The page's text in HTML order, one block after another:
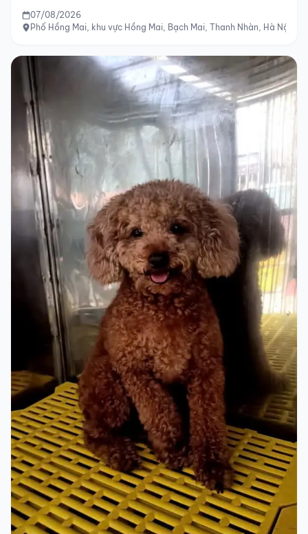
07/08/2026
Phố Hồng Mai, khu vực Hồng Mai, Bạch Mai, Thanh Nhàn, Hà Nội